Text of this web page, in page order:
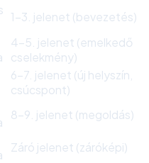
1-3. jelenet (bevezetés)
4-5. jelenet (emelkedő
cselekmény)
6-7. jelenet (új helyszín,
csúcspont)
8-9. jelenet (megoldás)
Záró jelenet (záróképi)